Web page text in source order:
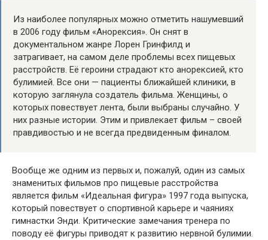
Из наиболее популярных можно отметить нашумевший
в 2006 году фильм «Анорексия». Он снят в
документальном жанре Лорен Гринфилд и
затрагивает, на самом деле проблемы всех пищевых
расстройств. Её героини страдают кто анорексией, кто
булимией. Все они — пациенты ближайшей клиники, в
которую заглянула создатель фильма. Женщины, о
которых повествует лента, были выбраны случайно. У
них разные истории. Этим и привлекает фильм – своей
правдивостью и не всегда предвиденным финалом.
Вообще же одним из первых и, пожалуй, один из самых
знаменитых фильмов про пищевые расстройства
является фильм «Идеальная фигура» 1997 года выпуска,
который повествует о спортивной карьере и чаяниях
гимнастки Энди. Критические замечания тренера по
поводу её фигуры приводят к развитию нервной булимии.